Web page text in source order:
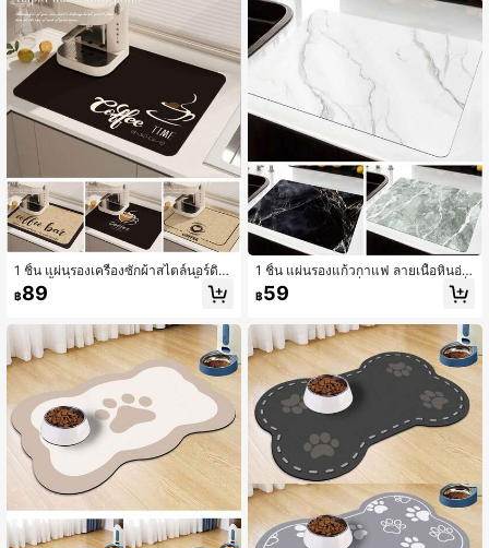
1 ชิ้น แผ่นรองเครื่องซักผ้าสไตล์นอร์ดิกรู
ปทรงขั้นต่ำ/แผ่นรองแก้วกาแฟ น้ำหนัก
เบา หรูหรา สมัยใหม่ เหมาะสำหรับเครื่
ดำ-เทา วัสดุไดอะโตไมท์นุ่ม แผ่นรองช
าม แผ่นระบายน้ำ
฿89
1 ชิ้น แผ่นรองแก้วกาแฟ ลายเนื้อหินอ่อ
น เหมาะสำหรับเครื่องชงกาแฟและเครื่
องทำเอสเปรสโซ่ สีขาว-ดำ-เทา ทำจา
รองอบแห้งจาน สไตล์หรูหราและทันสมั
ย กันน้ำ กันลื่น ทนความร้อน ปกป้องพื้น
โต๊ะ ตกแต่งห้องครัวและห้องรับประทา
นอาหาร
฿59